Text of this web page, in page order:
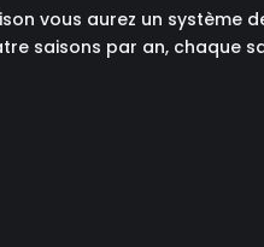
vous aurez un système
saisons par an, chaque